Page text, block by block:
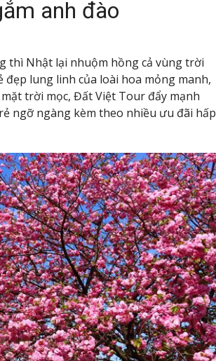
anh đào
thì Nhật lại nhuộm hồng cả vùng trời
đẹp lung linh của loài hoa mỏng manh,
trời mọc, Đất Việt Tour đẩy mạnh
ngỡ ngàng kèm theo nhiều ưu đãi hấp